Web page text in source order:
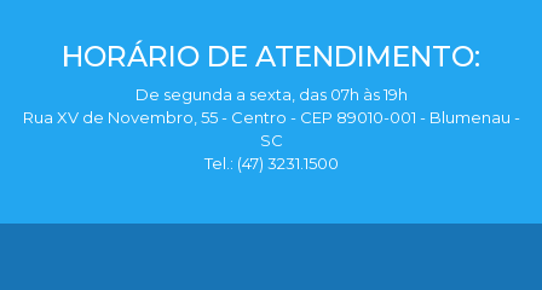
HORÁRIO DE ATENDIMENTO:
De segunda a sexta, das 07h às 19h
Rua XV de Novembro, 55 - Centro - CEP 89010-001 - Blumenau -
SC
Tel.: (47) 3231.1500